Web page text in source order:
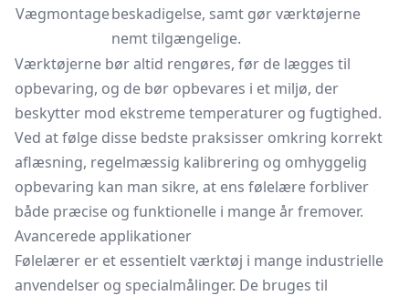
Vægmontagebeskadigelse, samt gør værktøjerne
nemt tilgængelige.
Værktøjerne bør altid rengøres, før de lægges til
opbevaring, og de bør opbevares i et miljø, der
beskytter mod ekstreme temperaturer og fugtighed.
Ved at følge disse bedste praksisser omkring korrekt
aflæsning, regelmæssig kalibrering og omhyggelig
opbevaring kan man sikre, at ens følelære forbliver
både præcise og funktionelle i mange år fremover.
Avancerede applikationer
Følelærer er et essentielt værktøj i mange industrielle
anvendelser og specialmålinger. De bruges til